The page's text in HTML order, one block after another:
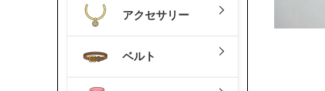
アクセサリー
ベルト